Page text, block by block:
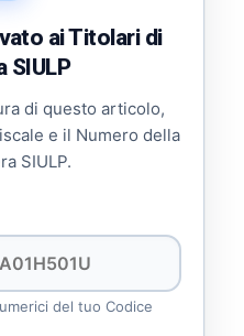
ai Titolari di
SIULP
di questo articolo,
e il Numero della
SIULP.
del tuo Codice